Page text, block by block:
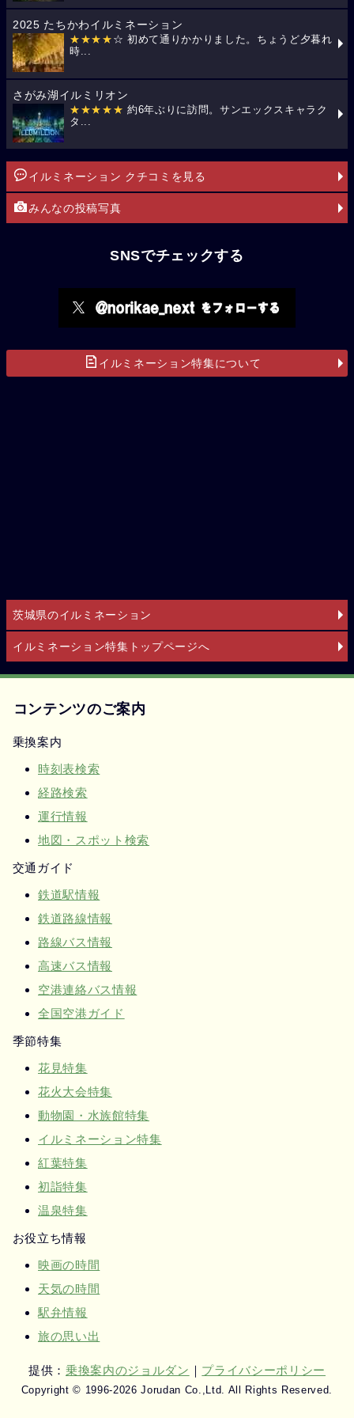
2025 たちかわイルミネーション
★★★★ ☆ 初めて通りかかりました。ちょうど夕暮れ
時...
さがみ湖イルミリオン
★★★★★ 約6年ぶりに訪問。サンエックスキャラク
タ...
イルミネーション クチコミを見る
みんなの投稿写真
SNSでチェックする
イルミネーション特集について
茨城県のイルミネーション
イルミネーション特集トップページへ
コンテンツのご案内
乗換案内
時刻表検索
経路検索
運行情報
地図・スポット検索
交通ガイド
鉄道駅情報
鉄道路線情報
路線バス情報
高速バス情報
空港連絡バス情報
全国空港ガイド
季節特集
花見特集
花火大会特集
動物園・水族館特集
イルミネーション特集
紅葉特集
初詣特集
温泉特集
お役立ち情報
映画の時間
天気の時間
駅弁情報
旅の思い出
提供： 乗換案内のジョルダン ｜ プライバシーポリシー
Copyright © 1996-2026 Jorudan Co.,Ltd. All Rights Reserved.